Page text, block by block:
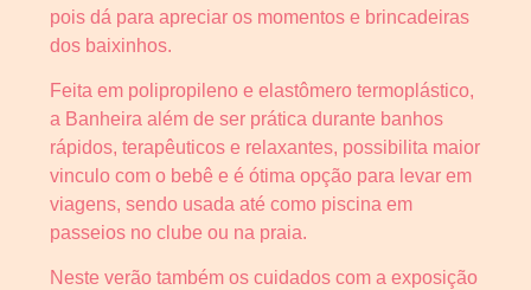
pois dá para apreciar os momentos e brincadeiras
dos baixinhos.
Feita em polipropileno e elastômero termoplástico,
a Banheira além de ser prática durante banhos
rápidos, terapêuticos e relaxantes, possibilita maior
vinculo com o bebê e é ótima opção para levar em
viagens, sendo usada até como piscina em
passeios no clube ou na praia.
Neste verão também os cuidados com a exposição